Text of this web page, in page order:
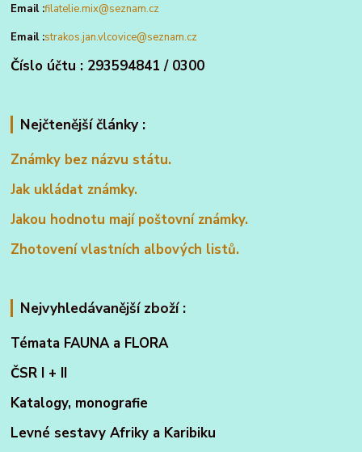
Email :filatelie.mix@seznam.cz
Email :strakos.jan.vlcovice@seznam.cz
Číslo účtu : 293594841 / 0300
Nejčtenější články :
Známky bez názvu státu.
Jak ukládat známky.
Jakou hodnotu mají poštovní známky.
Zhotovení vlastních albových listů.
Nejvyhledávanější zboží :
Témata FAUNA a FLORA
ČSR I + II
Katalogy, monografie
Levné sestavy Afriky a Karibiku